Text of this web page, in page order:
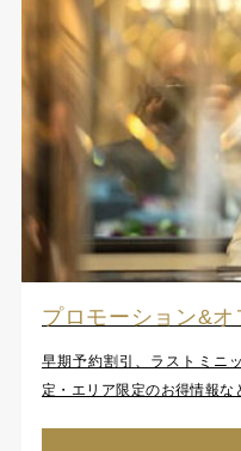
プロモーション&オ
早期予約割引、ラストミニ
定・エリア限定のお得情報